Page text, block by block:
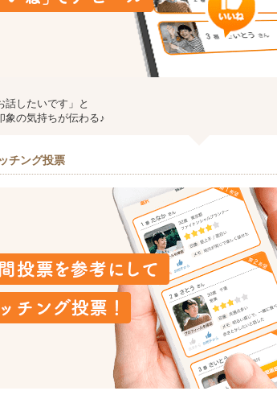
話したいです」と
象の気持ちが伝わる♪
チング投票